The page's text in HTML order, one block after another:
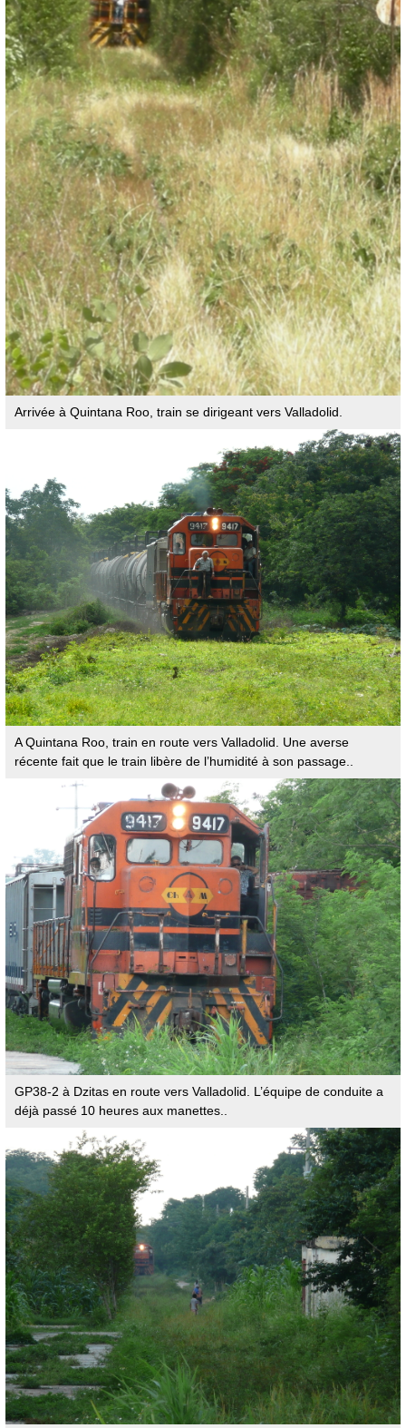
Arrivée à Quintana Roo, train se dirigeant vers Valladolid.
A Quintana Roo, train en route vers Valladolid. Une averse
récente fait que le train libère de l’humidité à son passage..
GP38-2 à Dzitas en route vers Valladolid. L’équipe de conduite a
déjà passé 10 heures aux manettes..